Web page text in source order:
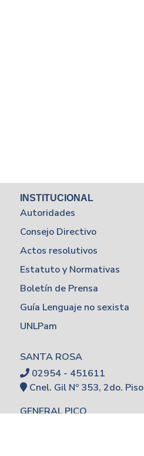
INSTITUCIONAL
Autoridades
Consejo Directivo
Actos resolutivos
Estatuto y Normativas
Boletín de Prensa
Guía Lenguaje no sexista
UNLPam
SANTA ROSA
02954 - 451611
Cnel. Gil Nº 353, 2do. Piso
GENERAL PICO